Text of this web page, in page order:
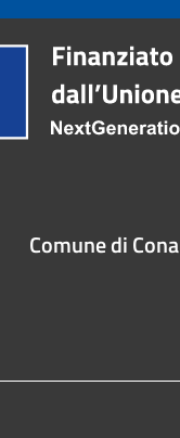
Comune di Cona